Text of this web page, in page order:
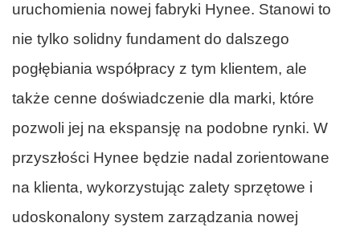
uruchomienia nowej fabryki Hynee. Stanowi to
nie tylko solidny fundament do dalszego
pogłębiania współpracy z tym klientem, ale
także cenne doświadczenie dla marki, które
pozwoli jej na ekspansję na podobne rynki. W
przyszłości Hynee będzie nadal zorientowane
na klienta, wykorzystując zalety sprzętowe i
udoskonalony system zarządzania nowej